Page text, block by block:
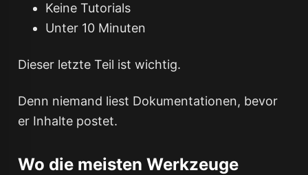
Keine Tutorials
Unter 10 Minuten
Dieser letzte Teil ist wichtig.
Denn niemand liest Dokumentationen, bevor
er Inhalte postet.
Wo die meisten Werkzeuge